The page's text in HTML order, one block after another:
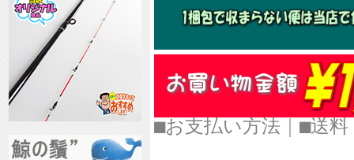
■お支払い方法 ■